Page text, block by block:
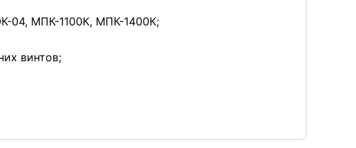
04, МПК-1100К, МПК-1400К;
винтов;